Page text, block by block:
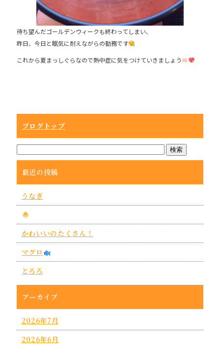
待ち望んだゴールデンウィークも終わってしまい、
昨日、今日と眠気に耐えながらの勤務です
これから夏まっしぐらなので熱中症に気をつけていきましょう
ブログトップ
最近の投稿
うなぎ
かわいいのたくさん！
マグロ
とろろ
アーカイブ
2026年7月
2026年6月